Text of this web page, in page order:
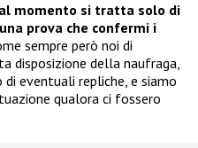
al momento si tratta solo di
prova che confermi i
sempre però noi di
disposizione della naufraga,
di eventuali repliche, e siamo
qualora ci fossero